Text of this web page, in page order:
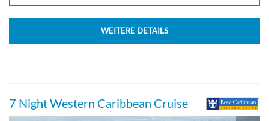
WEITERE DETAILS
7 Night Western Caribbean Cruise